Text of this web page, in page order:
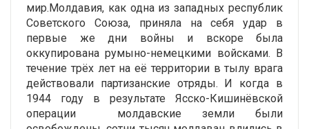
мир.Молдавия, как одна из западных республик
Советского Союза, приняла на себя удар в
первые же дни войны и вскоре была
оккупирована румыно-немецкими войсками. В
течение трёх лет на её территории в тылу врага
действовали партизанские отряды. И когда в
1944 году в результате Ясско-Кишинёвской
операции молдавские земли были